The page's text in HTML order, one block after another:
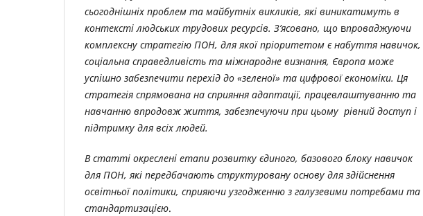
сьогоднішніх проблем та майбутніх викликів, які виникатимуть в
контексті людських трудових ресурсів. З’ясовано, що впроваджуючи
комплексну стратегію ПОН, для якої пріоритетом є набуття навичок,
соціальна справедливість та міжнародне визнання, Європа може
успішно забезпечити перехід до «зеленої» та цифрової економіки. Ця
стратегія спрямована на сприяння адаптації, працевлаштуванню та
навчанню впродовж життя, забезпечуючи при цьому рівний доступ і
підтримку для всіх людей.
В статті окреслені етапи розвитку єдиного, базового блоку навичок
для ПОН, які передбачають структуровану основу для здійснення
освітньої політики, сприяючи узгодженню з галузевими потребами та
стандартизацією.